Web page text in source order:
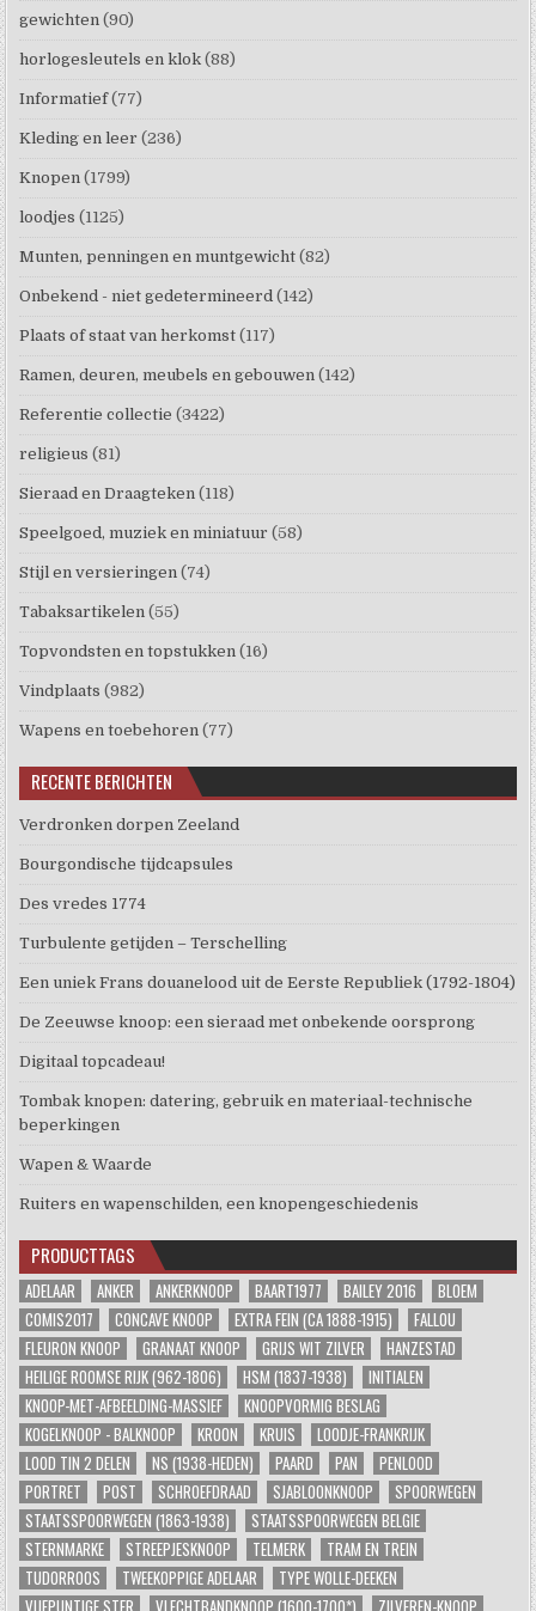
gewichten (90)
horlogesleutels en klok (88)
Informatief (77)
Kleding en leer (236)
Knopen (1799)
loodjes (1125)
Munten, penningen en muntgewicht (82)
Onbekend - niet gedetermineerd (142)
Plaats of staat van herkomst (117)
Ramen, deuren, meubels en gebouwen (142)
Referentie collectie (3422)
religieus (81)
Sieraad en Draagteken (118)
Speelgoed, muziek en miniatuur (58)
Stijl en versieringen (74)
Tabaksartikelen (55)
Topvondsten en topstukken (16)
Vindplaats (982)
Wapens en toebehoren (77)
RECENTE BERICHTEN
Verdronken dorpen Zeeland
Bourgondische tijdcapsules
Des vredes 1774
Turbulente getijden – Terschelling
Een uniek Frans douanelood uit de Eerste Republiek (1792-1804)
De Zeeuwse knoop: een sieraad met onbekende oorsprong
Digitaal topcadeau!
Tombak knopen: datering, gebruik en materiaal-technische
beperkingen
Wapen & Waarde
Ruiters en wapenschilden, een knopengeschiedenis
PRODUCTTAGS
ADELAAR ANKER ANKERKNOOP BAART1977 BAILEY 2016
BLOEM
COMIS2017
CONCAVE KNOOP EXTRA FEIN (CA 1888-1915)
FALLOU
FLEURON KNOOP
GRANAAT KNOOP GRIJS WIT ZILVER
HANZESTAD
HEILIGE ROOMSE RIJK (962-1806)
HSM (1837-1938)
INITIALEN
KNOOP-MET-AFBEELDING-MASSIEF
KNOOPVORMIG BESLAG
KOGELKNOOP - BALKNOOP
KROON KRUIS
LOODJE-FRANKRIJK
LOOD TIN 2 DELEN
NS (1938-HEDEN) PAARD PAN
PENLOOD
PORTRET
POST SCHROEFDRAAD SJABLOONKNOOP
SPOORWEGEN
STAATSSPOORWEGEN (1863-1938)
STAATSSPOORWEGEN BELGIE
STERNMARKE
STREEPJESKNOOP TELMERK
TRAM EN TREIN
TUDORROOS
TWEEKOPPIGE ADELAAR
TYPE WOLLE-DEEKEN